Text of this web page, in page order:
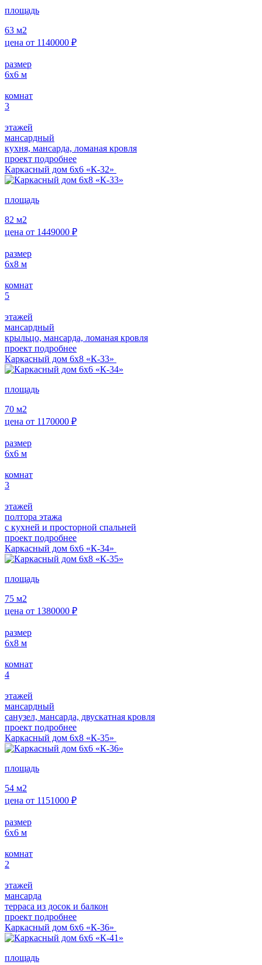
площадь
63 м2
цена от 1140000 ₽
размер
6х6 м
комнат
3
этажей
мансардный
кухня, мансарда, ломаная кровля
проект подробнее
Каркасный дом 6х6 «К-32»
площадь
82 м2
цена от 1449000 ₽
размер
6х8 м
комнат
5
этажей
мансардный
крыльцо, мансарда, ломаная кровля
проект подробнее
Каркасный дом 6х8 «К-33»
площадь
70 м2
цена от 1170000 ₽
размер
6х6 м
комнат
3
этажей
полтора этажа
с кухней и просторной спальней
проект подробнее
Каркасный дом 6х6 «К-34»
площадь
75 м2
цена от 1380000 ₽
размер
6х8 м
комнат
4
этажей
мансардный
санузел, мансарда, двускатная кровля
проект подробнее
Каркасный дом 6х8 «К-35»
площадь
54 м2
цена от 1151000 ₽
размер
6х6 м
комнат
2
этажей
мансарда
терраса из досок и балкон
проект подробнее
Каркасный дом 6х6 «К-36»
площадь